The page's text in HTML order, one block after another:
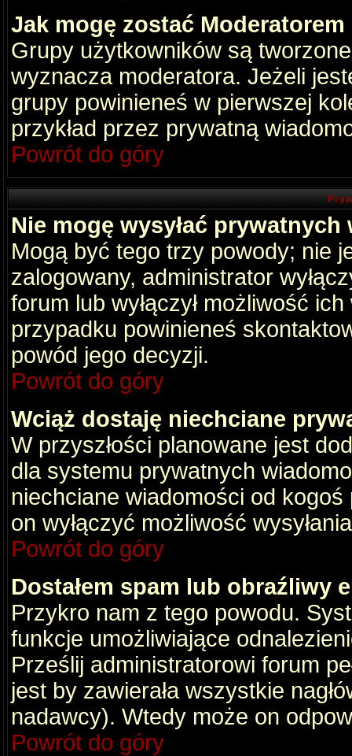
Jak mogę zostać
Grupy użytkowników są
wyznacza moderatora. Jeżeli
grupy powinieneś w pierwszej
przykład przez prywatną
Powrót do góry
Nie mogę wysyłać
Mogą być tego trzy powody; nie
zalogowany, administrator
forum lub wyłączył możliwość
przypadku powinieneś
powód jego decyzji.
Powrót do góry
Wciąż dostaję niechciane
W przyszłości planowane jest
dla systemu prywatnych
niechciane wiadomości od
on wyłączyć możliwość
Powrót do góry
Dostałem spam lub obraźliwy
Przykro nam z tego powodu.
funkcje umożliwiające
Prześlij administratorowi forum
jest by zawierała wszystkie
nadawcy). Wtedy może on
Powrót do góry